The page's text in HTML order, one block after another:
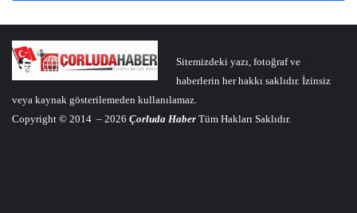
Sitemizdeki yazı, fotoğraf ve
haberlerin her hakkı saklıdır. İzinsiz
veya kaynak gösterilemeden kullanılamaz.
Copyright © 2014 – 2026 Çorluda Haber Tüm Hakları Saklıdır.